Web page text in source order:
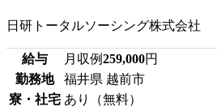
日研トータルソーシング株式会社
給与 月収例259,000円
勤務地
福井県 越前市
寮・社宅 あり（無料）